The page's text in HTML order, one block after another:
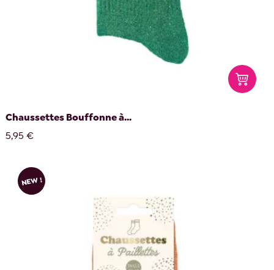
Chaussettes Bouffonne à...
5,95 €
NEW !